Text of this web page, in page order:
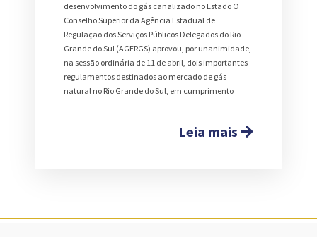
desenvolvimento do gás canalizado no Estado O
Conselho Superior da Agência Estadual de
Regulação dos Serviços Públicos Delegados do Rio
Grande do Sul (AGERGS) aprovou, por unanimidade,
na sessão ordinária de 11 de abril, dois importantes
regulamentos destinados ao mercado de gás
natural no Rio Grande do Sul, em cumprimento
Leia mais